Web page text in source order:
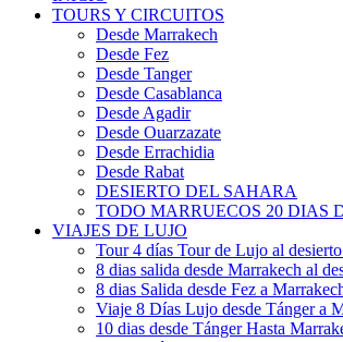
TOURS Y CIRCUITOS
Desde Marrakech
Desde Fez
Desde Tanger
Desde Casablanca
Desde Agadir
Desde Ouarzazate
Desde Errachidia
Desde Rabat
DESIERTO DEL SAHARA
TODO MARRUECOS 20 DIAS
VIAJES DE LUJO
Tour 4 días Tour de Lujo al
8 dias salida desde Marrakech al
8 dias Salida desde Fez a
Viaje 8 Días Lujo desde Tánger a
10 dias desde Tánger Hasta